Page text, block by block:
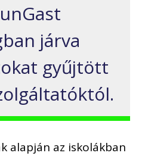
járva
gyűjtött
alapján az iskolákban